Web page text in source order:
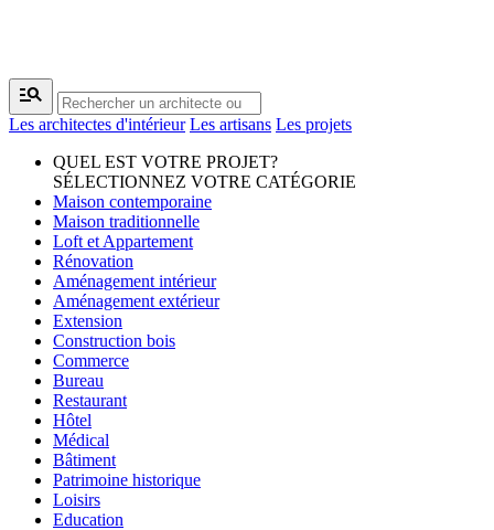
manage_search
Les architectes d'intérieur Les artisans Les projets
QUEL EST VOTRE PROJET?
SÉLECTIONNEZ VOTRE CATÉGORIE
Maison contemporaine
Maison traditionnelle
Loft et Appartement
Rénovation
Aménagement intérieur
Aménagement extérieur
Extension
Construction bois
Commerce
Bureau
Restaurant
Hôtel
Médical
Bâtiment
Patrimoine historique
Loisirs
Education